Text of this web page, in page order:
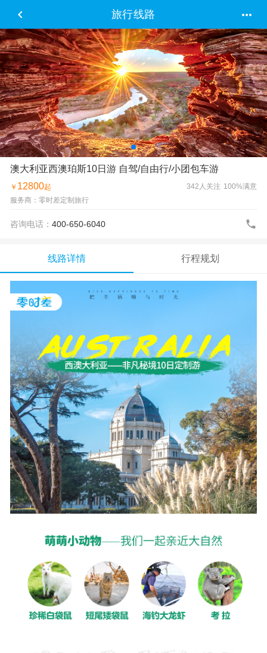
 旅行线路 
澳大利亚西澳珀斯10日游 自驾/自由行/小团包车游
￥ 12800起 342人关注 100%满意
服务商：零时差定制旅行
咨询电话： 400-650-6040 
线路详情 行程规划